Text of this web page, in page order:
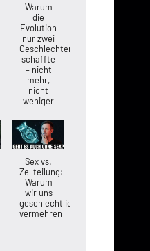
Warum
die
Evolution
nur zwei
Geschlechter
schaffte
– nicht
mehr,
nicht
weniger
Sex vs.
Zellteilung:
Warum
wir uns
geschlechtlich
vermehren